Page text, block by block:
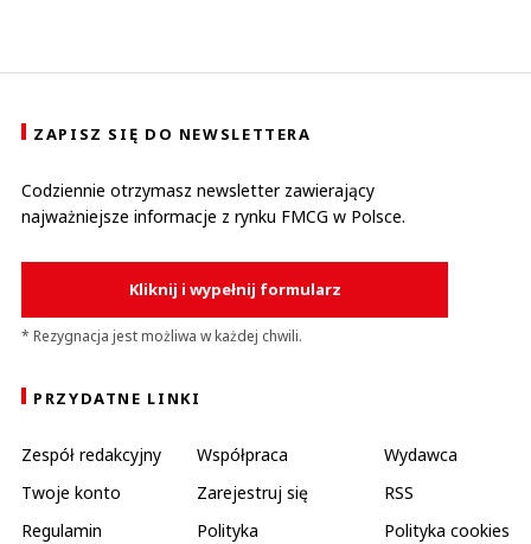
ZAPISZ SIĘ DO NEWSLETTERA
Codziennie otrzymasz newsletter zawierający
najważniejsze informacje z rynku FMCG w Polsce.
Kliknij i wypełnij formularz
* Rezygnacja jest możliwa w każdej chwili.
PRZYDATNE LINKI
Zespół redakcyjny Współpraca
Wydawca
Twoje konto
Zarejestruj się
RSS
Regulamin
Polityka
Polityka cookies